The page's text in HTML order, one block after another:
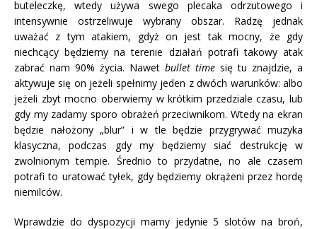
buteleczkę, wtedy używa swego plecaka odrzutowego i
intensywnie ostrzeliwuje wybrany obszar. Radzę jednak
uważać z tym atakiem, gdyż on jest tak mocny, że gdy
niechcący będziemy na terenie działań potrafi takowy atak
zabrać nam 90% życia. Nawet bullet time się tu znajdzie, a
aktywuje się on jeżeli spełnimy jeden z dwóch warunków: albo
jeżeli zbyt mocno oberwiemy w krótkim przedziale czasu, lub
gdy my zadamy sporo obrażeń przeciwnikom. Wtedy na ekran
będzie nałożony „blur” i w tle będzie przygrywać muzyka
klasyczna, podczas gdy my będziemy siać destrukcję w
zwolnionym tempie. Średnio to przydatne, no ale czasem
potrafi to uratować tyłek, gdy będziemy okrążeni przez hordę
niemilców.
Wprawdzie do dyspozycji mamy jedynie 5 slotów na broń,